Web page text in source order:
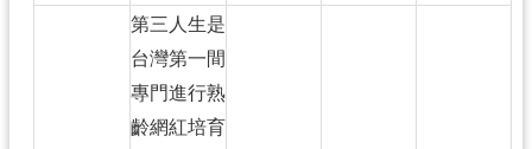
第三人生是
台灣第一間
專門進行熟
齡網紅培育